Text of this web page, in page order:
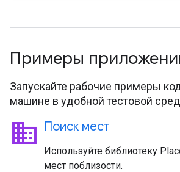
Примеры
Запускайте рабочие примеры
машине в удобной тестовой
business Поиск мест
Используйте библиотеку
мест поблизости.